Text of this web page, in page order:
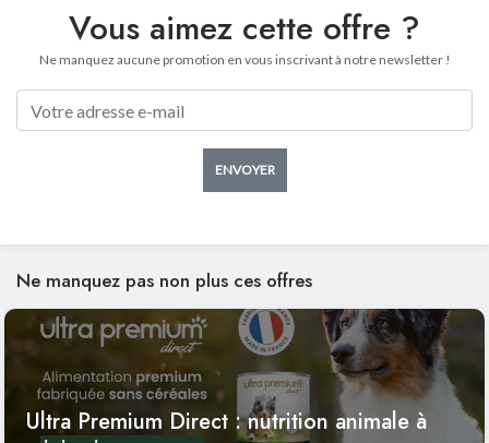
Vous aimez cette offre ?
Ne manquez aucune promotion en vous inscrivant à notre newsletter !
ENVOYER
Ne manquez pas non plus ces offres
Ultra Premium Direct : nutrition animale à